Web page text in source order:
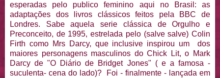
esperadas pelo publico feminino aqui no Brasil: as
adaptações dos livros clássicos feitos pela BBC de
Londres. Sabe aquela serie clássica de Orgulho e
Preconceito, de 1995, estrelada pelo (salve salve) Colin
Firth como Mrs Darcy, que inclusive inspirou um dos
maiores personagens masculinos do Chick Lit, o Mark
Darcy de "O Diário de Bridget Jones" ( e a famosa -
suculenta- cena do lado)? Foi - finalmente - lançada em